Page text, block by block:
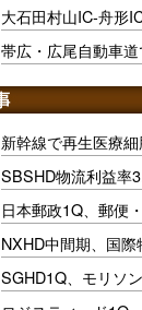
大石田村山IC-舟形
帯広・広尾自動車
新幹線で再生医療
SBSHD物流利益率
日本郵政1Q、郵便
NXHD中間期、国
SGHD1Q、モリソ